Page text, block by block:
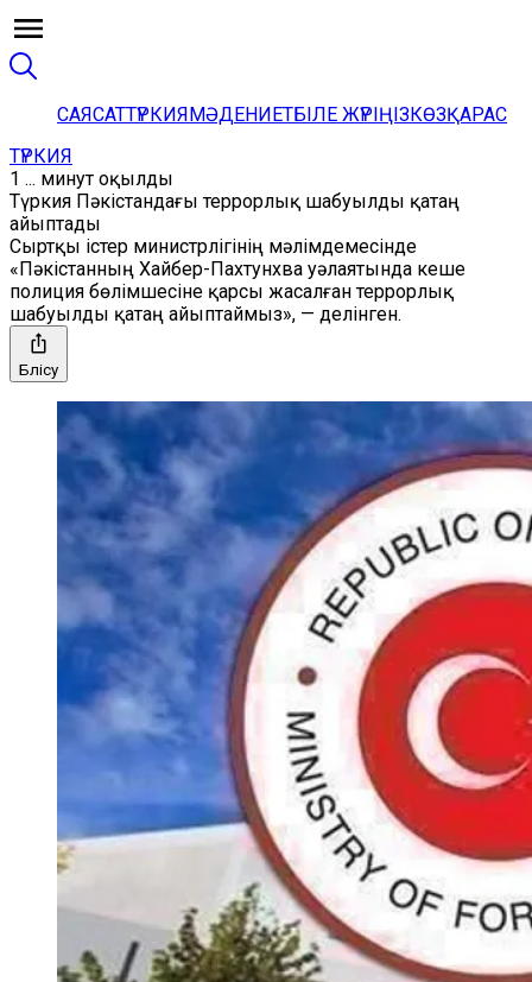
САЯСАТТҮРКИЯМӘДЕНИЕТБІЛЕ ЖҮРІҢІЗКӨЗҚАРАС
ТҮРКИЯ
1 ... минут оқылды
Түркия Пәкістандағы террорлық шабуылды қатаң
айыптады
Сыртқы істер министрлігінің мәлімдемесінде
«Пәкістанның Хайбер-Пахтунхва уәлаятында кеше
полиция бөлімшесіне қарсы жасалған террорлық
шабуылды қатаң айыптаймыз», — делінген.
Бөлісу